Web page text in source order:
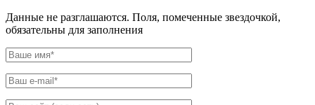
Данные не разглашаются. Поля, помеченные звездочкой,
обязательны для заполнения